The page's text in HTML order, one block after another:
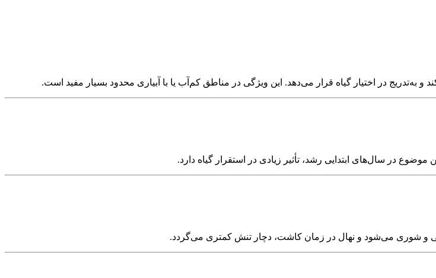
در سال‌های ابتدایی رشد، تأثیر زیادی در استقرار گیاه دارد.